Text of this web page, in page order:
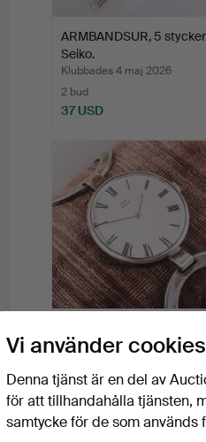
ARMBANDSUR, 5
Seiko.
Klubbades 4 maj 2026
2 bud
37 USD
Jardin, sterling, sam…
1 bud
32 USD
Vi använder cookies
Denna tjänst är en del av
för att tillhandahålla tjänsten,
samtycke för de som används